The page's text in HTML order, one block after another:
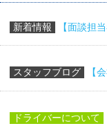
新着情報 【面談担
スタッフブログ 【
ドライバーについて